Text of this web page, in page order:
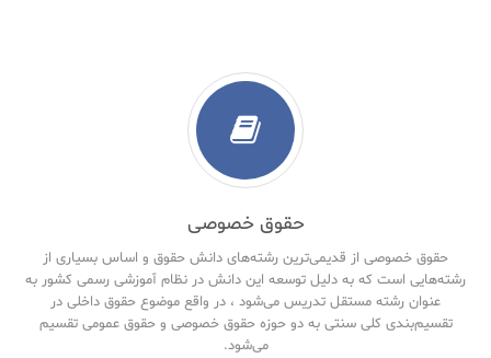
حقوق خصوصی
حقوق خصوصی از قدیمی‌ترین رشته‌های دانش حقوق و اساس بسیاری از
رشته‌هایی است که به دلیل توسعه این دانش در نظام آموزشی رسمی کشور به
عنوان رشته مستقل تدریس می‌شود ، در واقع موضوع حقوق داخلی در
تقسیم‌بندی کلی سنتی به دو حوزه حقوق خصوصی و حقوق‌ عمومی تقسیم
می‌شود.